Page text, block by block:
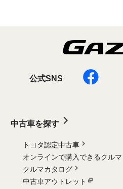
公式SNS
中古車を探す
トヨタ認定中古車
オンラインで購入できるクルマ
クルマカタログ
中古車アウトレット